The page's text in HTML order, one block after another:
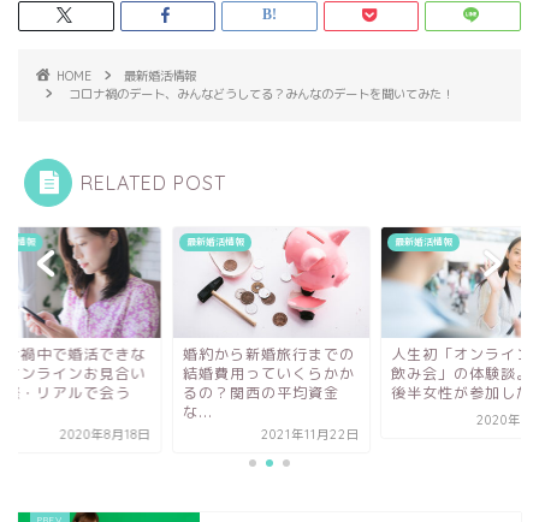
HOME
最新婚活情報
コロナ禍のデート、みんなどうしてる？みんなのデートを聞いてみた！
RELATED POST
活情報
ナ禍中で婚活できな
オンラインお見合い
際・リアルで会う
2020年8月18日
最新婚活情報
婚約から新婚旅行までの
結婚費用っていくらかか
るの？関西の平均資金
な...
2021年11月22日
最新婚活情報
人生初「オンライン
飲み会」の体験談。
後半女性が参加した
2020年9